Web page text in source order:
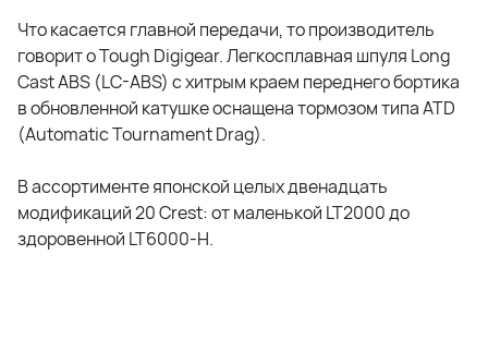
Что касается главной передачи, то производитель
говорит о Tough Digigear. Легкосплавная шпуля Long
Cast ABS (LC-ABS) с хитрым краем переднего бортика
в обновленной катушке оснащена тормозом типа ATD
(Automatic Tournament Drag).
В ассортименте японской целых двенадцать
модификаций 20 Crest: от маленькой LT2000 до
здоровенной LT6000-H.